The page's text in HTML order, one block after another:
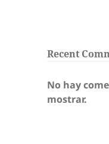
Recent
No hay
mostrar.